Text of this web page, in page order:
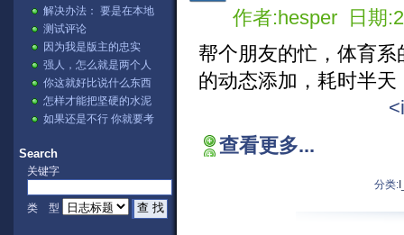
作者:hesper 日期
帮个朋友的忙，体育
的动态添加，耗时半天
查看更多...
分类:
的不错哦
解决办法： 要是在本地
IIS测试的话→ ...
测试评论
因为我是版主的忠实
fans啊 哈哈哈[lol]
强人，怎么就是两个人
讨论？
你这就好比说什么东西
可以把石头溶解掉，不
是不可能，...
怎样才能把坚硬的水泥
溶解掉呢。
如果还是不行 你就要考
正确阿？...
Search
关键字
类 型